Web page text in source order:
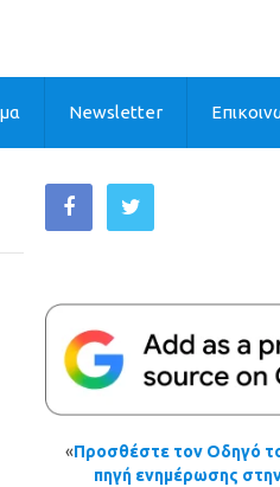
Newsletter
«Προσθέστε τον Οδηγό
πηγή ενημέρωσης